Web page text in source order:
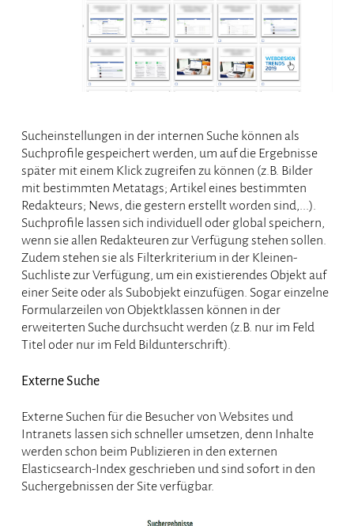
Sucheinstellungen in der internen Suche können als
Suchprofile gespeichert werden, um auf die Ergebnisse
später mit einem Klick zugreifen zu können (z.B. Bilder
mit bestimmten Metatags; Artikel eines bestimmten
Redakteurs; News, die gestern erstellt worden sind,...).
Suchprofile lassen sich individuell oder global speichern,
wenn sie allen Redakteuren zur Verfügung stehen sollen.
Zudem stehen sie als Filterkriterium in der Kleinen-
Suchliste zur Verfügung, um ein existierendes Objekt auf
einer Seite oder als Subobjekt einzufügen. Sogar einzelne
Formularzeilen von Objektklassen können in der
erweiterten Suche durchsucht werden (z.B. nur im Feld
Titel oder nur im Feld Bildunterschrift).
Externe Suche
Externe Suchen für die Besucher von Websites und
Intranets lassen sich schneller umsetzen, denn Inhalte
werden schon beim Publizieren in den externen
Elasticsearch-Index geschrieben und sind sofort in den
Suchergebnissen der Site verfügbar.